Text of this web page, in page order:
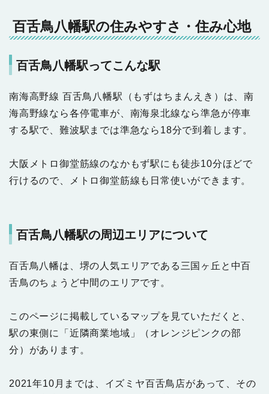
百舌鳥八幡駅の住みやすさ・住み心地
百舌鳥八幡駅ってこんな駅
南海高野線 百舌鳥八幡駅（もずはちまんえき）は、南
海高野線なら各停電車が、南海泉北線なら準急が停車
する駅で、難波駅までは準急なら18分で到着します。
大阪メトロ御堂筋線のなかもず駅にも徒歩10分ほどで
行けるので、メトロ御堂筋線も日常使いができます。
百舌鳥八幡駅の周辺エリアについて
百舌鳥八幡は、堺の人気エリアである三国ヶ丘と中百
舌鳥のちょうど中間のエリアです。
このページに掲載しているマップを見ていただくと、
駅の東側に「近隣商業地域」（オレンジピンクの部
分）があります。
2021年10月までは、イズミヤ百舌鳥店があって、その